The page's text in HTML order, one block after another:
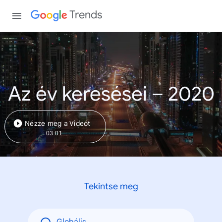
Trends
Az év keresései – 2020
Nézze meg a Videót
03:01
Tekintse meg